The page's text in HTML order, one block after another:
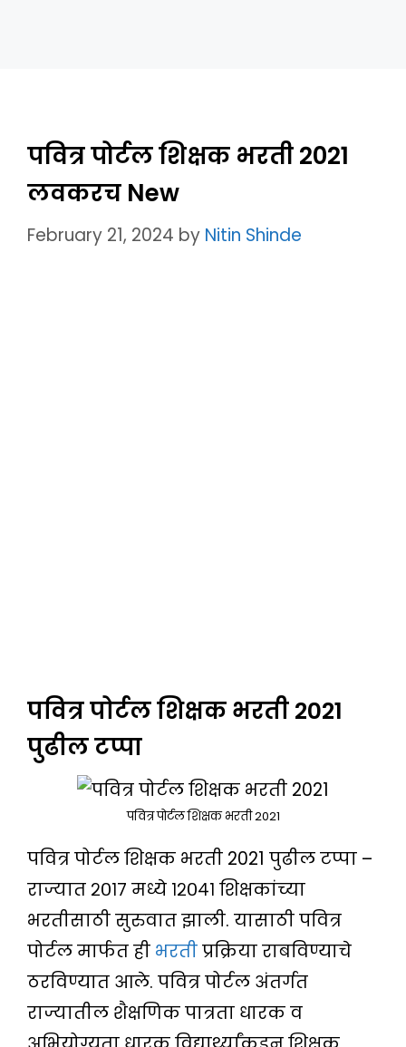
पवित्र पोर्टल शिक्षक भरती 2021
लवकरच New
February 21, 2024 by Nitin Shinde
पवित्र पोर्टल शिक्षक भरती 2021
पुढील टप्पा
पवित्र पोर्टल शिक्षक भरती 2021
पवित्र पोर्टल शिक्षक भरती 2021 पुढील टप्पा –
राज्यात २०१७ मध्ये १२०४१ शिक्षकांच्या
भरतीसाठी सुरुवात झाली. यासाठी पवित्र
पोर्टल मार्फत ही भरतीप्रक्रिया राबविण्याचे
ठरविण्यात आले. पवित्र पोर्टल अंतर्गत
राज्यातील शैक्षणिक पात्रता धारक व